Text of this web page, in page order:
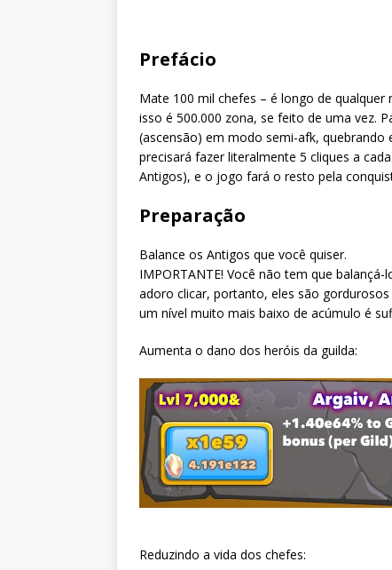
Prefácio
Mate 100 mil chefes – é longo de
isso é 500.000 zona, se feito de uma vez.
(ascensão) em modo semi-afk,
precisará fazer literalmente 5 cliques a
Antigos), e o jogo fará o resto pela
Preparação
Balance os Antigos que você quiser.
IMPORTANTE! Você não tem que
adoro clicar, portanto, eles são
um nível muito mais baixo de acúmulo é
Aumenta o dano dos heróis da guilda:
Reduzindo a vida dos chefes: